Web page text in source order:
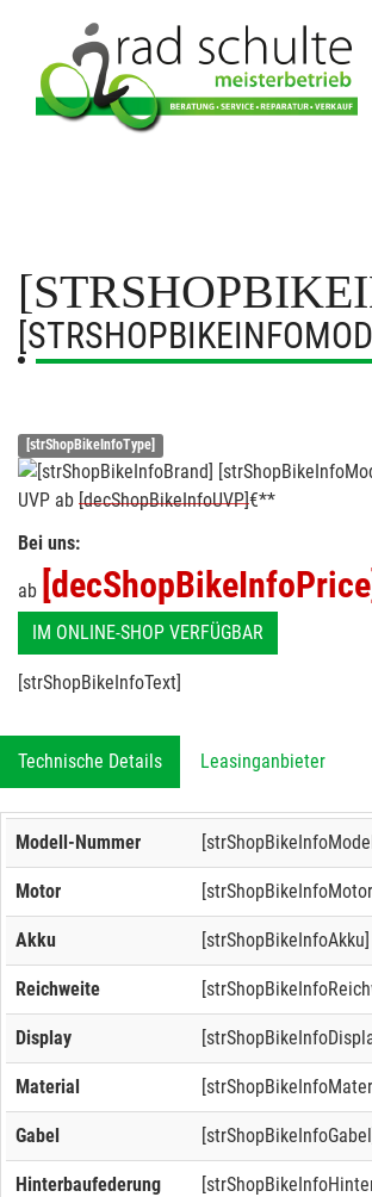
[strShopBikeInfoType]
UVP ab [decShopBikeInfoUVP]€**
Bei uns:
ab [decShopBikeInfoPrice]
IM ONLINE-SHOP VERFÜGBAR
[strShopBikeInfoText]
Technische Details Leasinganbieter
Modell-Nummer
Motor
Akku [strShopBikeInfoAkku]
Reichweite
Display
Material
Gabel
Hinterbaufederung